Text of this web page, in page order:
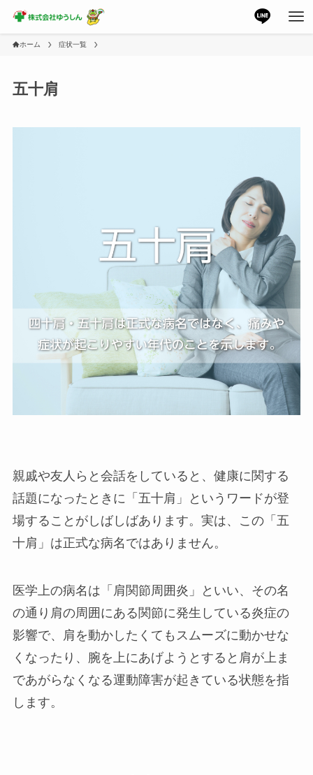
ホーム 症状一覧
五十肩
親戚や友人らと会話をしていると、健康に関する
話題になったときに「五十肩」というワードが登
場することがしばしばあります。実は、この「五
十肩」は正式な病名ではありません。
医学上の病名は「肩関節周囲炎」といい、その名
の通り肩の周囲にある関節に発生している炎症の
影響で、肩を動かしたくてもスムーズに動かせな
くなったり、腕を上にあげようとすると肩が上ま
であがらなくなる運動障害が起きている状態を指
します。